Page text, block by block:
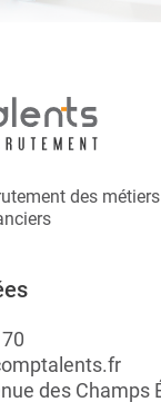
des métiers
des Champs